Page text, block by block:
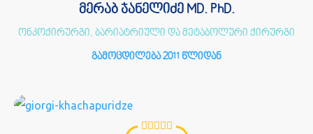
მერაბ ჯანელიძე MD. PhD.
ონკოქირურგი, ბარიატრიული და მეტაბოლური ქირურგი
გამოცდილება 2011 წლიდან